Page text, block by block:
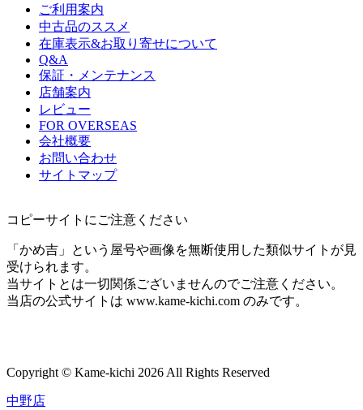
ご利用案内
中古品のススメ
在庫表示&お取り寄せについて
Q&A
保証・メンテナンス
店舗案内
レビュー
FOR OVERSEAS
会社概要
お問い合わせ
サイトマップ
コピーサイトにご注意ください
「かめ吉」という屋号や画像を無断使用した類似サイトが見
受けられます。
当サイトとは一切関係ございませんのでご注意ください。
当店の公式サイトは www.kame-kichi.com のみです。
Copyright © Kame-kichi 2026 All Rights Reserved
中野店